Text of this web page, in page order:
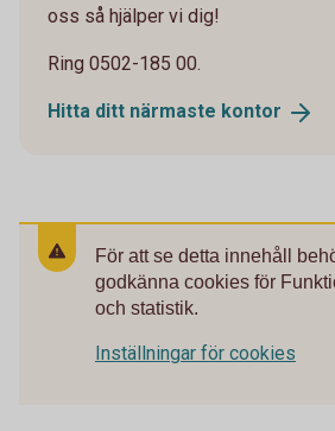
oss så hjälper vi dig!
Ring 0502-185 00.
Hitta ditt närmaste kontor
För att se detta innehåll
godkänna cookies för
och statistik.
Inställningar för cookies